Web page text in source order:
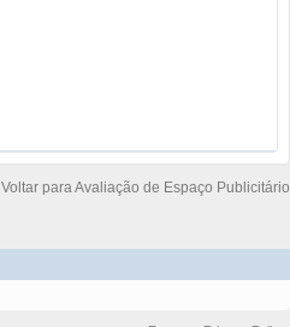
Voltar para Avaliação de Espaço Publicitário